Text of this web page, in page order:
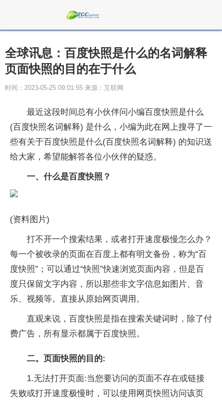
全球讯息：百度快照是什么的名词解释
页面快照的目的在于什么
时间：2023-05-25 09:01:55 来源：互联网
最近这段时间总有小伙伴问小编百度快照是什么
(百度快照名词解释) 是什么，小编为此在网上搜寻了一
些有关于百度快照是什么(百度快照名词解释) 的知识送
给大家，希望能解答各位小伙伴的疑惑。
一、什么是百度快照？
(资料图片)
打不开一个搜索结果，或者打开速度极慢怎么办？
每一个被收录的页面在百度上都有明文备份，称为“百
度快照”；可以通过“快照”快速浏览页面内容，但是百
度只保留文字内容，所以那些非文字信息如图片、音
乐、视频等。直接从原始网页调用。
直观来说，百度快照是指在搜索关键词时，除了付
费广告，所有显示都属于百度快照。
二。页面快照的目的:
1.无法打开页面:当您要访问的页面不存在或链接
失败或打开速度极慢时，可以使用网页快照访问该页